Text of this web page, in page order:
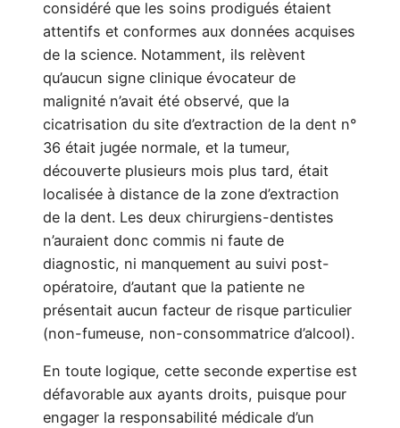
considéré que les soins prodigués étaient
attentifs et conformes aux données acquises
de la science. Notamment, ils relèvent
qu’aucun signe clinique évocateur de
malignité n’avait été observé, que la
cicatrisation du site d’extraction de la dent n°
36 était jugée normale, et la tumeur,
découverte plusieurs mois plus tard, était
localisée à distance de la zone d’extraction
de la dent. Les deux chirurgiens-dentistes
n’auraient donc commis ni faute de
diagnostic, ni manquement au suivi post-
opératoire, d’autant que la patiente ne
présentait aucun facteur de risque particulier
(non-fumeuse, non-consommatrice d’alcool).
En toute logique, cette seconde expertise est
défavorable aux ayants droits, puisque pour
engager la responsabilité médicale d’un